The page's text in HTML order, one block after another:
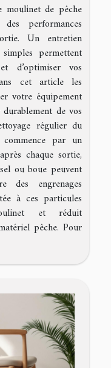
moulinet de pêche
performances
Un entretien
permettent
d’optimiser vos
cet article les
votre équipement
de vos
régulier du
commence par un
chaque sortie,
ou boue peuvent
des engrenages
à ces particules
et réduit
pêche. Pour